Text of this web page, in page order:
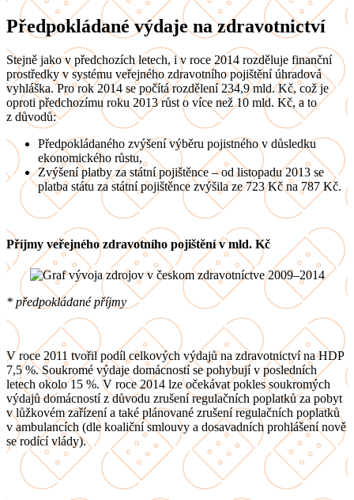
Předpokládané výdaje na zdravotnictví
Stejně jako v předchozích letech, i v roce 2014 rozděluje finanční
prostředky v systému veřejného zdravotního pojištění úhradová
vyhláška. Pro rok 2014 se počítá rozdělení 234,9 mld. Kč, což je
oproti předchozímu roku 2013 růst o více než 10 mld. Kč, a to
z důvodů:
Předpokládaného zvýšení výběru pojistného v důsledku
ekonomického růstu,
Zvýšení platby za státní pojištěnce – od listopadu 2013 se
platba státu za státní pojištěnce zvýšila ze 723 Kč na 787 Kč.
Příjmy veřejného zdravotního pojištění v mld. Kč
* předpokládané příjmy
V roce 2011 tvořil podíl celkových výdajů na zdravotnictví na HDP
7,5 %. Soukromé výdaje domácností se pohybují v posledních
letech okolo 15 %. V roce 2014 lze očekávat pokles soukromých
výdajů domácností z důvodu zrušení regulačních poplatků za pobyt
v lůžkovém zařízení a také plánované zrušení regulačních poplatků
v ambulancích (dle koaliční smlouvy a dosavadních prohlášení nově
se rodící vlády).